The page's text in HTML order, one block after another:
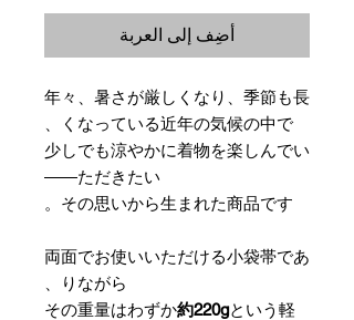
أضِف إلى العربة
年々、暑さが厳しくなり、季節も長
くなっている近年の気候の中で、
少しでも涼やかに着物を楽しんでい
ただきたい――
その思いから生まれた商品です。
両面でお使いいただける小袋帯であ
りながら、
その重量はわずか約220gという軽